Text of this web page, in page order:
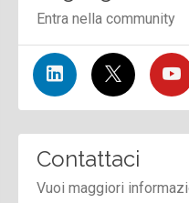
Entra nella community
Contattaci
Vuoi maggiori